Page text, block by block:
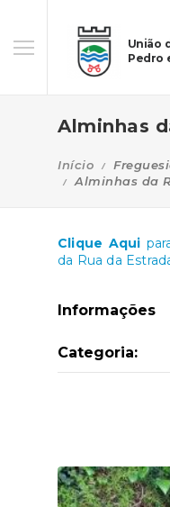
União
Pedro
Alminhas
Início
Alminhas da
Clique Aqui
da Rua da
Informações
Categoria: